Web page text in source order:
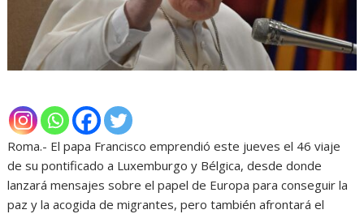
Roma.- El papa Francisco emprendió este jueves el 46 viaje
de su pontificado a Luxemburgo y Bélgica, desde donde
lanzará mensajes sobre el papel de Europa para conseguir la
paz y la acogida de migrantes, pero también afrontará el